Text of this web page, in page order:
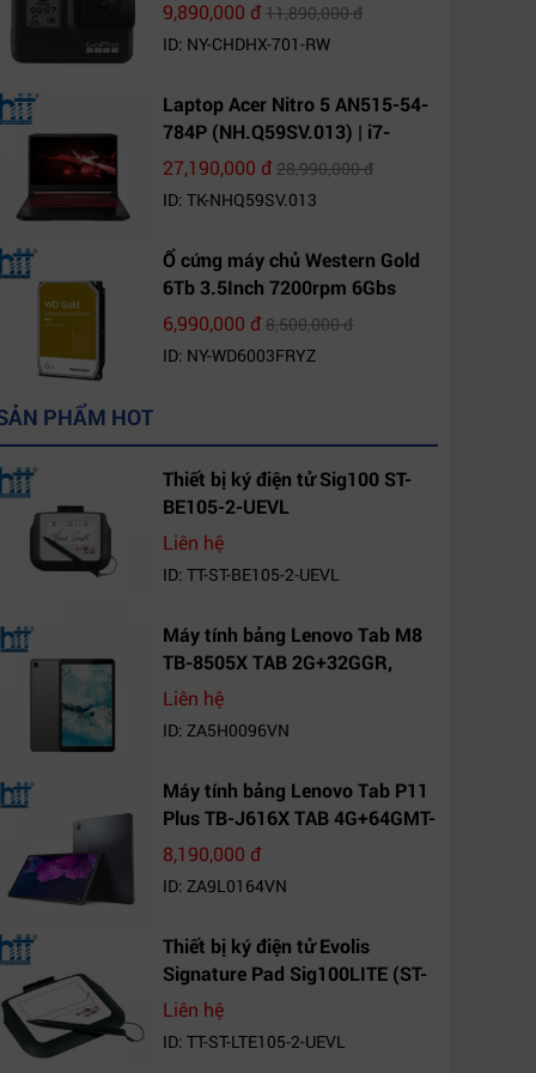
9,890,000 đ11,890,000 đ
ID: NY-CHDHX-701-RW
Laptop Acer Nitro 5 AN515-54-
784P (NH.Q59SV.013) | i7-
9750H | 8GB DDR4 | 1TB HDD |
FHD IPS | Win10
27,190,000 đ28,990,000 đ
ID: TK-NHQ59SV.013
Ổ cứng máy chủ Western Gold
6Tb 3.5Inch 7200rpm 6Gbs
256Mb SATA (WD6003FRYZ)
6,990,000 đ8,500,000 đ
ID: NY-WD6003FRYZ
PHẨM HOT
Thiết bị ký điện tử Sig100 ST-
BE105-2-UEVL
Liên hệ
ID: TT-ST-BE105-2-UEVL
Máy tính bảng Lenovo Tab M8
TB-8505X TAB 2G+32GGR,
VN_ZA5H0096VN
Liên hệ
ID: ZA5H0096VN
Máy tính bảng Lenovo Tab P11
Plus TB-J616X TAB 4G+64GMT-
VN Xanh Mòng
8,190,000 đ
ID: ZA9L0164VN
Thiết bị ký điện tử Evolis
Signature Pad Sig100LITE (ST-
LTE105-2-UEVL)
Liên hệ
ID: TT-ST-LTE105-2-UEVL